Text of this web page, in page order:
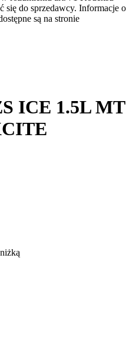
do sprzedawcy. Informacje o
są na stronie
ICE 1.5L MT